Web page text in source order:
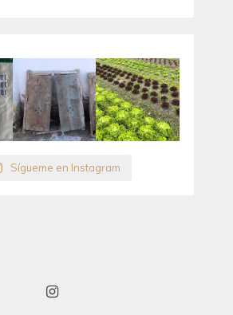
Sígueme en Instagram